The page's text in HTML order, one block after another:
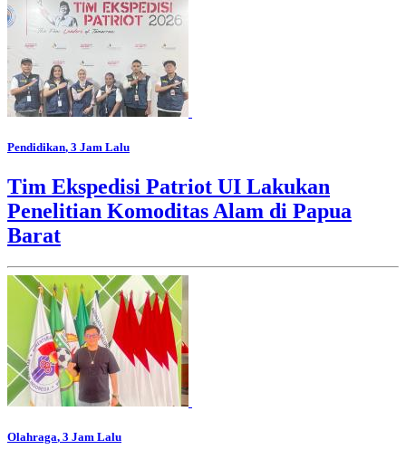
Pendidikan, 3 Jam Lalu
Tim Ekspedisi Patriot UI Lakukan
Penelitian Komoditas Alam di Papua
Barat
Olahraga, 3 Jam Lalu